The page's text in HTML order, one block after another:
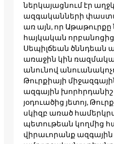
ներկայացնում էր
ազգականների
առ այն, որ Աթաթուրքը
հայկական
Սեպիլճեան ծննդեան
առաջին կին
անունով
Թուրքիայի
ազգային խորհրդանիշ
յօդուածից յետոյ,
սկիզբ առած
պետութեան կողմից
վիրաւորանք ազգային